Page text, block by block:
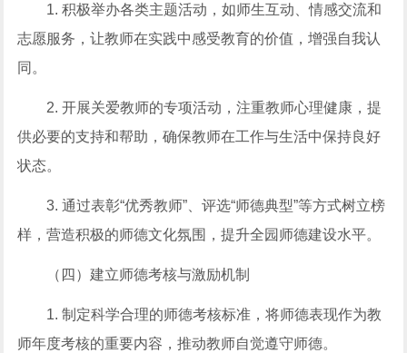
1. 积极举办各类主题活动，如师生互动、情感交流和
志愿服务，让教师在实践中感受教育的价值，增强自我认
同。
2. 开展关爱教师的专项活动，注重教师心理健康，提
供必要的支持和帮助，确保教师在工作与生活中保持良好
状态。
3. 通过表彰“优秀教师”、评选“师德典型”等方式树立榜
样，营造积极的师德文化氛围，提升全园师德建设水平。
（四）建立师德考核与激励机制
1. 制定科学合理的师德考核标准，将师德表现作为教
师年度考核的重要内容，推动教师自觉遵守师德。